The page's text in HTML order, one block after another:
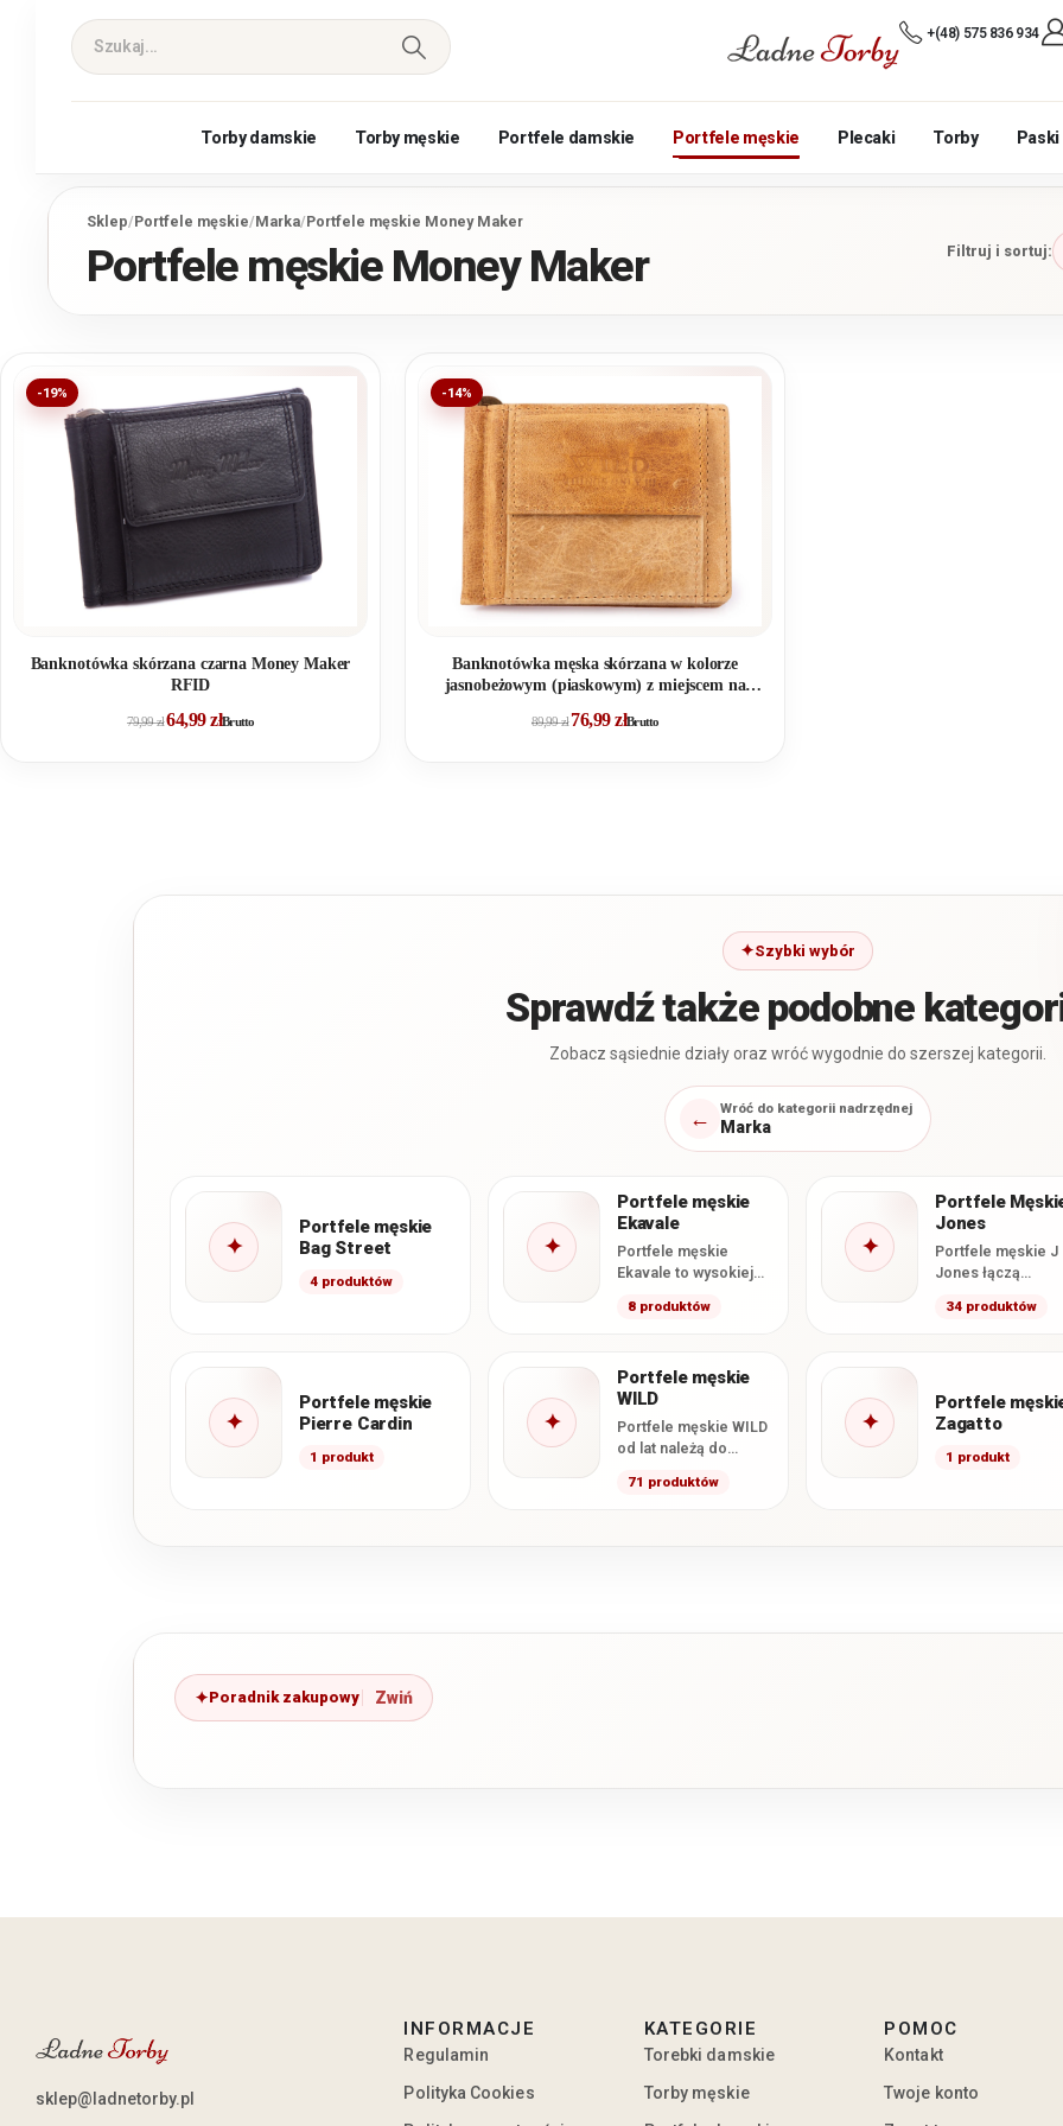
+(48) 575 836 934
Torby damskie Torby męskie Portfele damskie Portfele męskie Plecaki Torby Paski
Sklep/Portfele męskie/Marka/Portfele męskie Money Maker
Portfele męskie Money Maker Filtruj i sortuj:
-19%
Banknotówka skórzana czarna Money Maker
RFID
79,99zł64,99złBrutto
-14%
Banknotówka męska skórzana w kolorze
jasnobeżowym (piaskowym) z miejscem na
89,99zł 76,99złBrutto
Szybki wybór
Sprawdź także podobne
Zobacz sąsiednie działy oraz wróć wygodnie do szerszej kategorii.
← Wróć do kategorii nadrzędnej
Marka
✦
Portfele męskie
Bag Street
4 produktów
✦
Portfele męskie
Ekavale
Portfele męskie
Ekavale to wysokiej
wykonane ze skóry
z
charakterystycznym…
8 produktów
✦
Portfele
Jones
Portfele męskie J
Jones łączą
z funkcjonalnym
34 produktów
✦
Portfele męskie
Pierre Cardin
1 produkt
✦
Portfele męskie
WILD
Portfele męskie WILD
od lat należą do
wybieranych modeli w
71 produktów
✦
Portfele
Zagatto
1 produkt
Poradnik zakupowy
sklep@ladnetorby.pl
INFORMACJE
Regulamin
Polityka Cookies
KATEGORIE
Torebki damskie
Torby męskie
POMOC
Kontakt
Twoje konto